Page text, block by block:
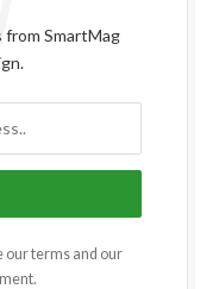
SmartMag
our terms and our